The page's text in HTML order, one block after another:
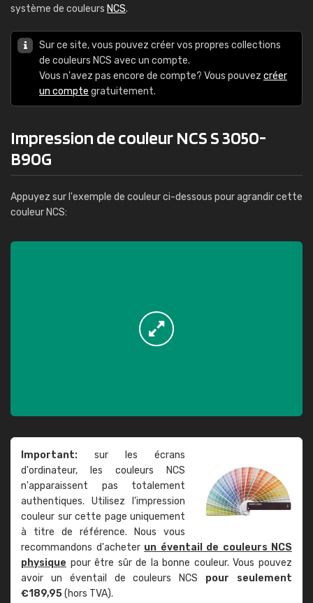
système de couleurs NCS.
Sur ce site, vous pouvez créer vos propres collections
de couleurs NCS avec un compte.
Vous n'avez pas encore de compte? Vous pouvez créer
un compte gratuitement.
Impression de couleur NCS S 3050-
B90G
Appuyez sur l'exemple de couleur ci-dessous pour agrandir cette
couleur NCS:
Important: sur les écrans
d'ordinateur, les couleurs NCS
n'apparaissent pas totalement
authentiques. Utilisez l'impression
couleur sur cette page uniquement
à titre de référence. Nous vous
recommandons d'acheter un éventail de couleurs NCS
physique pour être sûr de la bonne couleur. Vous pouvez
avoir un éventail de couleurs NCS pour seulement
€189,95(hors TVA).